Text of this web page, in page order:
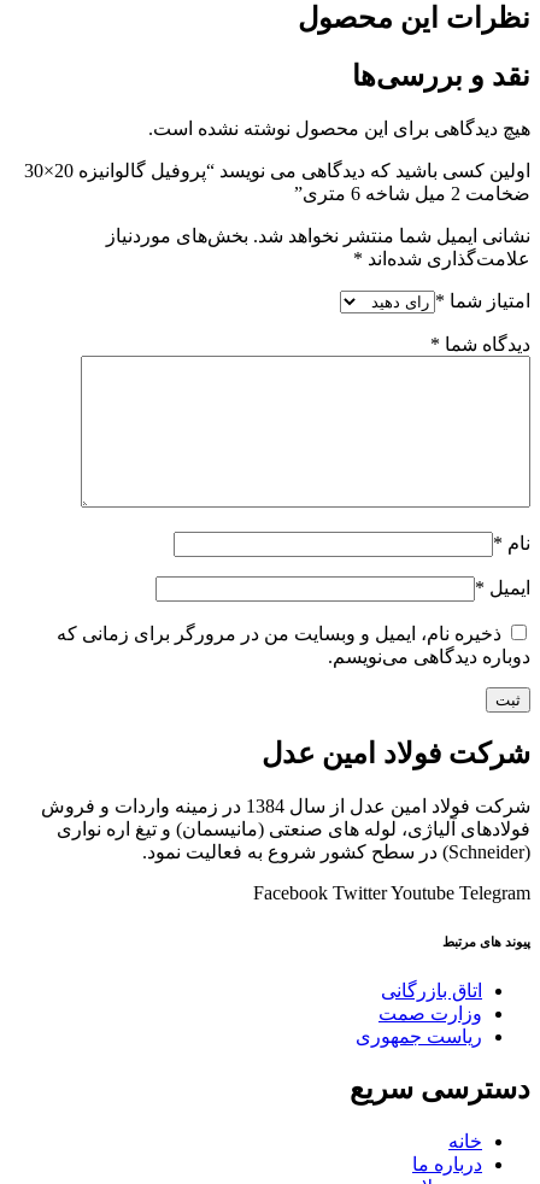
نظرات این محصول
نقد و بررسی‌ها
هیچ دیدگاهی برای این محصول نوشته نشده است.
اولین کسی باشید که دیدگاهی می نویسد “پروفیل گالوانیزه 20×30
ضخامت 2 میل شاخه 6 متری”
نشانی ایمیل شما منتشر نخواهد شد. بخش‌های موردنیاز
علامت‌گذاری شده‌اند *
امتیاز شما *
دیدگاه شما *
نام *
ایمیل *
ذخیره نام، ایمیل و وبسایت من در مرورگر برای زمانی که
دوباره دیدگاهی می‌نویسم.
شرکت فولاد امین عدل
شرکت فولاد امین عدل از سال 1384 در زمینه واردات و فروش
فولادهای آلیاژی، لوله های صنعتی (مانیسمان) و تیغ اره نواری
(Schneider) در سطح کشور شروع به فعالیت نمود.
Facebook TwitterYoutube Telegram
پیوند های مرتبط
اتاق بازرگانی
وزارت صمت
ریاست جمهوری
دسترسی سریع
خانه
درباره ما